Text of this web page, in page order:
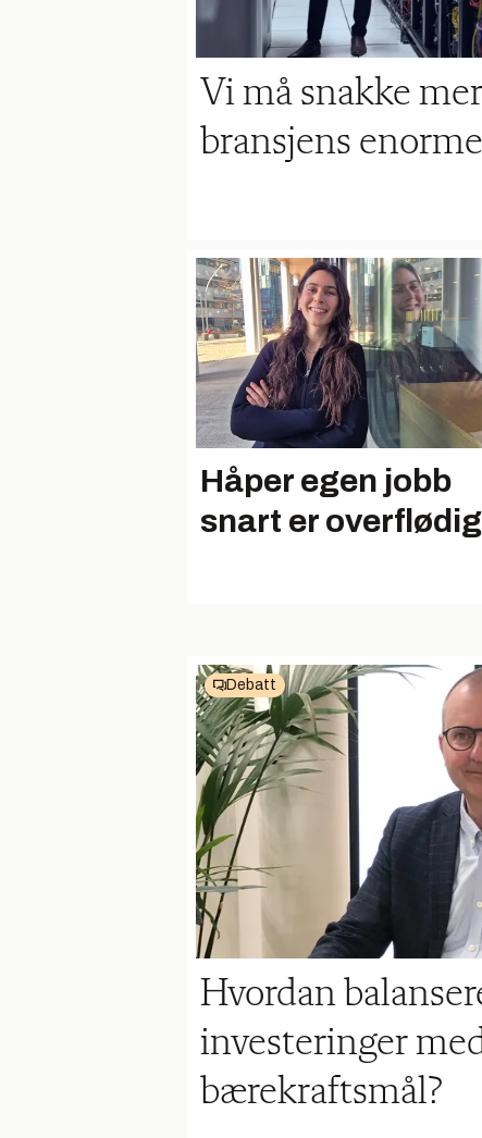
Vi må snakke
bransjens
Håper egen jobb
snart er overflødig
Debatt
Hvordan
investeringer
bærekraftsmål?